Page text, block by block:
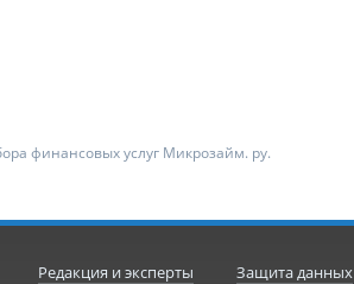
финансовых услуг Микрозайм. ру.
Редакция и эксперты Защита данных